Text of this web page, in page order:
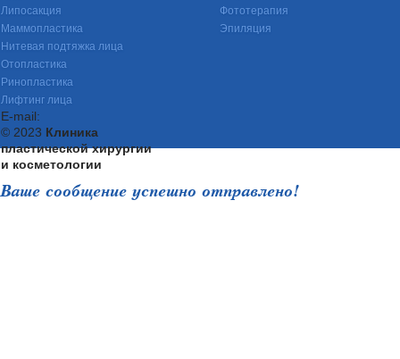
Липосакция
Маммопластика
Нитевая подтяжка лица
Отопластика
Ринопластика
Лифтинг лица
E-mail:
© 2023 Клиника
пластической хирургии
и косметологии
Фототерапия
Эпиляция
Ваше сообщение успешно отправлено!